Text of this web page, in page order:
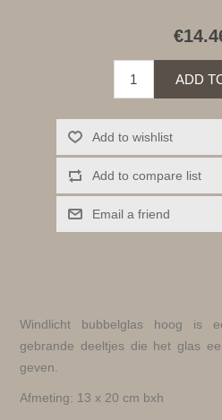
ADD
Add to wishlist
Add to compare list
Email a friend
Windlicht bubbelglas hoog is
gebrande deeltjes die het glas
geven.
Afmeting: 13 x 20 cm bxh